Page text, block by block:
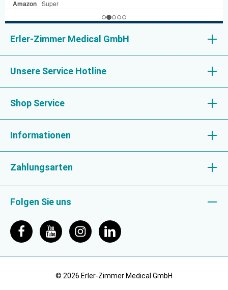
Erler-Zimmer Medical GmbH
Unsere Service Hotline
Shop Service
Informationen
Zahlungsarten
Folgen Sie uns
© 2026 Erler-Zimmer Medical GmbH